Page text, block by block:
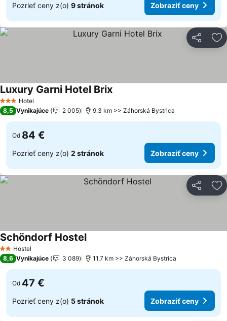
Pozrieť ceny z(o) 9 stránok Zobraziť ceny
Zdieľať
3 Počet hviezdičiek
Hotel
Luxury Garni Hotel Brix
8,5 Vynikajúce 2 005 9.3 km >> Záhorská Bystrica
Od 84 €
Pozrieť ceny z(o) 2 stránok Zobraziť ceny
Zdieľať
2 Počet hviezdičiek
Hostel
Schöndorf Hostel
8,6 Vynikajúce 3 089 11.7 km >> Záhorská Bystrica
Od 47 €
Pozrieť ceny z(o) 5 stránok Zobraziť ceny